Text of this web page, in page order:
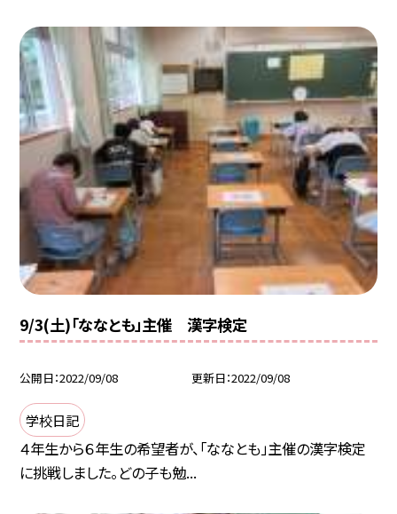
9/3(土)「ななとも」主催 漢字検定
公開日 2022/09/08 更新日 2022/09/08
学校日記
４年生から６年生の希望者が、「ななとも」主催の漢字検定
に挑戦しました。どの子も勉...